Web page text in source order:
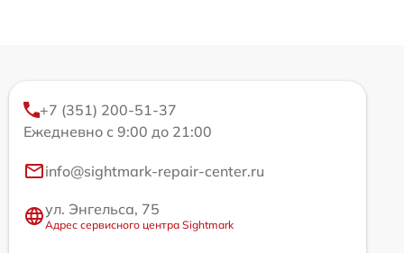
+7 (351) 200-51-37
Ежедневно с 9:00 до 21:00
info@sightmark-repair-center.ru
ул. Энгельса, 75
Адрес сервисного центра Sightmark